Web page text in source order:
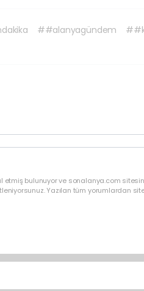
##alanyagündem
etmiş bulunuyor ve sonalanya.com
Yazılan tüm yorumlardan